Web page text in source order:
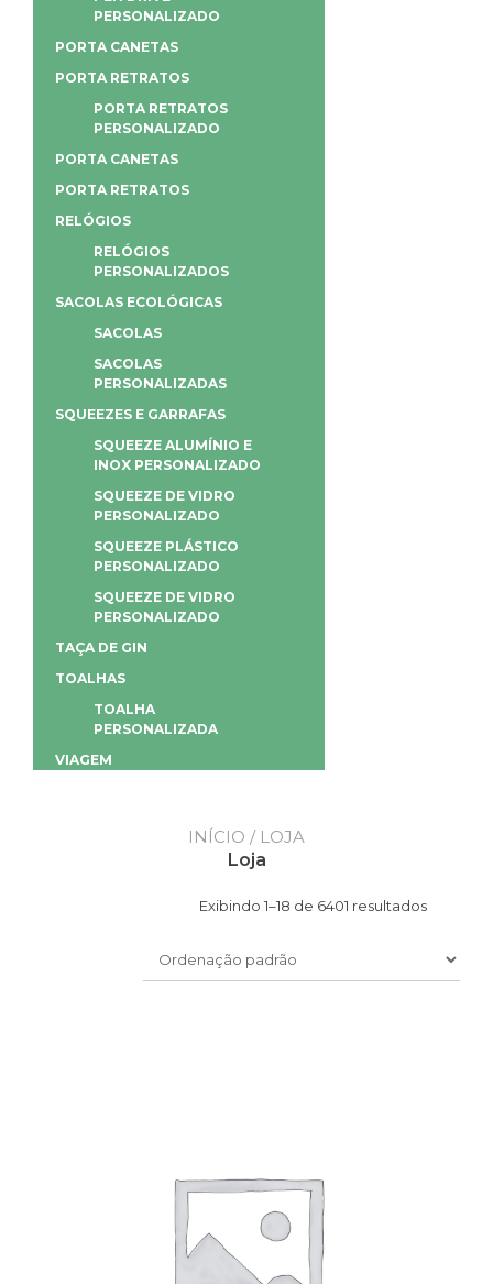
INÍCIO / LOJA
Loja
Exibindo 1–18 de 6401 resultados
PERSONALIZADO
PORTA CANETAS
PORTA RETRATOS
PORTA RETRATOS
PERSONALIZADO
PORTA CANETAS
PORTA RETRATOS
RELÓGIOS
RELÓGIOS
PERSONALIZADOS
SACOLAS ECOLÓGICAS
SACOLAS
SACOLAS
PERSONALIZADAS
SQUEEZES E GARRAFAS
SQUEEZE ALUMÍNIO E
INOX PERSONALIZADO
SQUEEZE DE VIDRO
PERSONALIZADO
SQUEEZE PLÁSTICO
PERSONALIZADO
SQUEEZE DE VIDRO
PERSONALIZADO
TAÇA DE GIN
TOALHAS
TOALHA
PERSONALIZADA
VIAGEM